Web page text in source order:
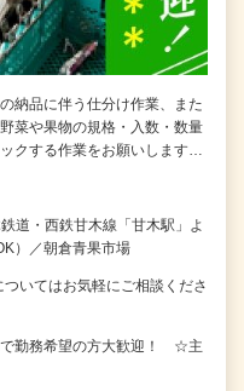
納品に伴う仕分け作業、また
菜や果物の規格・入数・数量
クする作業をお願いします…
道・西鉄甘木線「甘木駅」よ
）／朝倉青果市場
いてはお気軽にご相談くださ
勤務希望の方大歓迎！ ☆主